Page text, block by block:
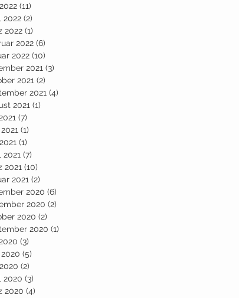
(11)
2022 (2)
2022 (1)
2022 (6)
2022 (10)
2021 (3)
2021 (2)
2021 (4)
2021 (1)
(7)
(1)
(1)
2021 (7)
2021 (10)
2021 (2)
2020 (6)
2020 (2)
2020 (2)
2020 (1)
(3)
(5)
(2)
2020 (3)
2020 (4)